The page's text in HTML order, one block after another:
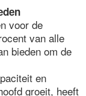
voor de
van alle
bieden om de
en
groeit, heeft